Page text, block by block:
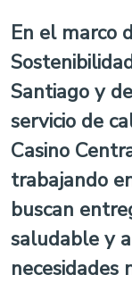
En el marco
Santiago y
servicio de
Casino
trabajando
buscan
saludable y
necesidades